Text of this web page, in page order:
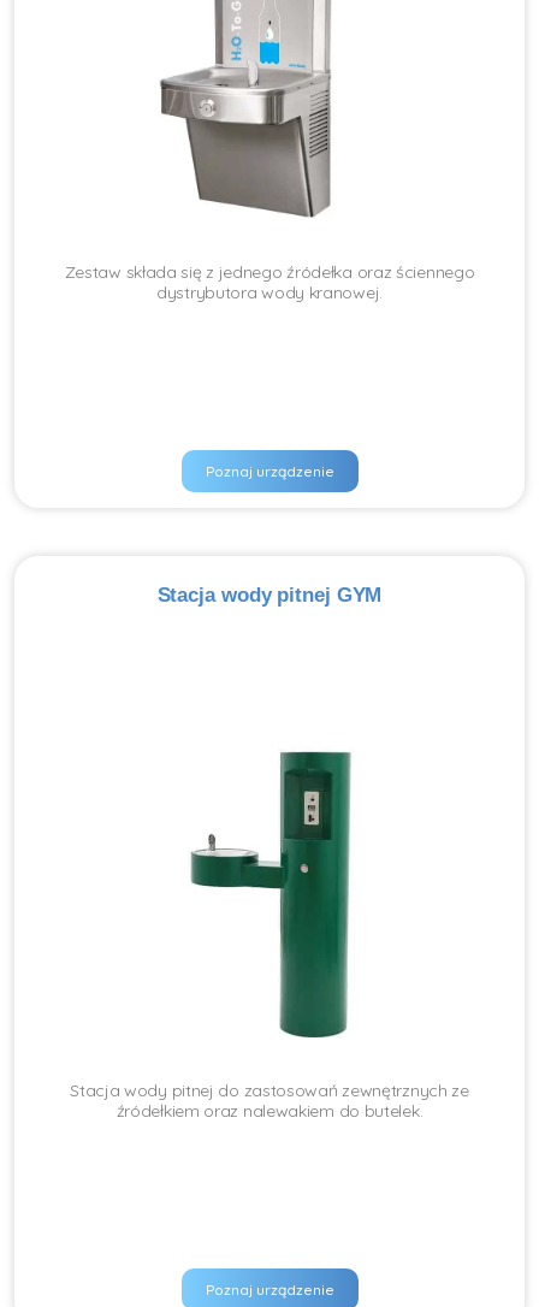
Zestaw składa się z jednego źródełka oraz ściennego
dystrybutora wody kranowej.
Poznaj urządzenie
Stacja wody pitnej GYM
Stacja wody pitnej do zastosowań zewnętrznych ze
źródełkiem oraz nalewakiem do butelek.
Poznaj urządzenie